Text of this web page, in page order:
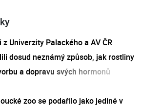
z Univerzity Palackého a AV ČR
dosud neznámý způsob, jak rostliny
a dopravu svých hormonů
zoo se podařilo jako jediné v